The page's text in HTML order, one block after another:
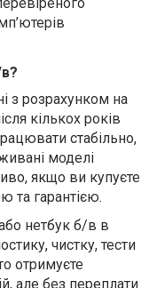
з розрахунком на
кількох років
стабільно,
моделі
якщо ви купуєте
та гарантією.
нетбук б/в в
чистку, тести
отримуєте
але без переплати